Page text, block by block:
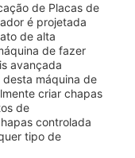
de Placas de
é projetada
de alta
de fazer
avançada
máquina de
criar chapas
de
controlada
tipo de